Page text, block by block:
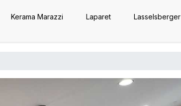
Kerama Marazzi Laparet Lasselsberger